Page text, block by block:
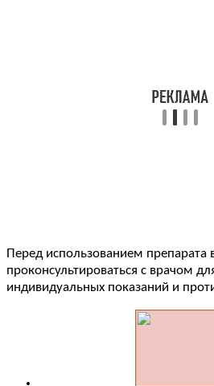
Перед использованием препарата
проконсультироваться с врачом
индивидуальных показаний и